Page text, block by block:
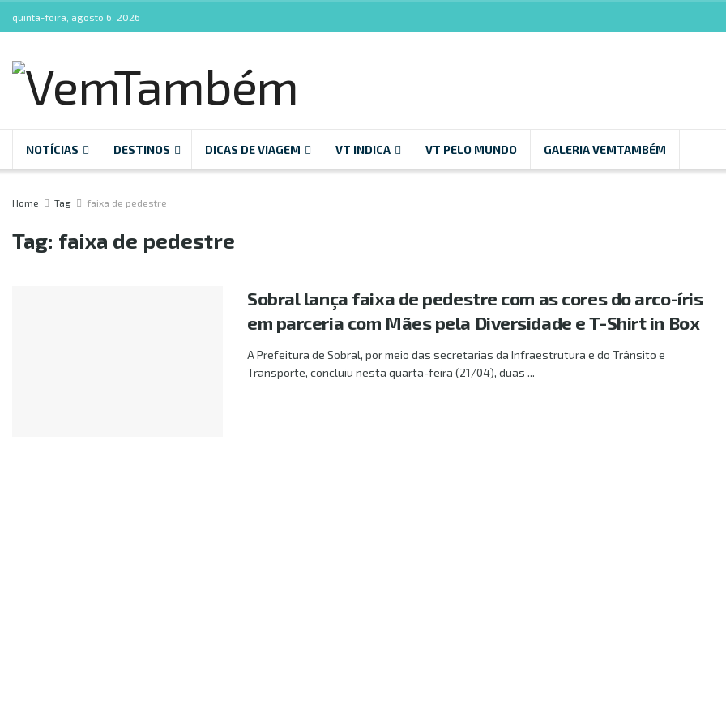
quinta-feira, agosto 6, 2026
NOTÍCIAS DESTINOS DICAS DE VIAGEM VT INDICA VT PELO MUNDO GALERIA VEMTAMBÉM
Home Tag faixa de pedestre
Tag: faixa de pedestre
Sobral lança faixa de pedestre com as cores do arco-íris
em parceria com Mães pela Diversidade e T-Shirt in Box
A Prefeitura de Sobral, por meio das secretarias da Infraestrutura e do Trânsito e
Transporte, concluiu nesta quarta-feira (21/04), duas ...